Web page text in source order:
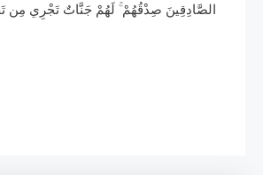
الصَّادِقِينَ صِدْقُهُمْ ۚ لَهُمْ جَنَّاتٌ تَجْرِي مِن